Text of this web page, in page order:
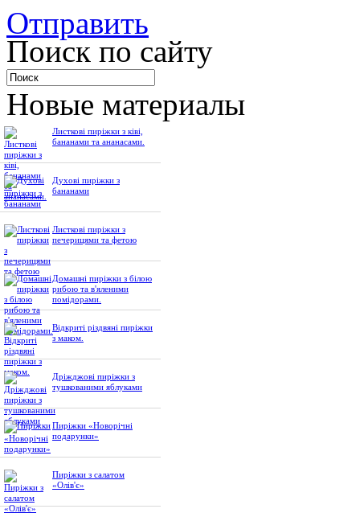
Отправить
Поиск по сайту
Новые материалы
Листкові пиріжки з ківі,
бананами та ананасами.
Духові пиріжки з
бананами
Листкові пиріжки з
печерицями та фетою
Домашні пиріжки з білою
рибою та в'яленими
помідорами.
Відкриті різдвяні пиріжки
з маком.
Дріжджові пиріжки з
тушкованими яблуками
Пиріжки «Новорічні
подарунки»
Пиріжки з салатом
«Олів'є»